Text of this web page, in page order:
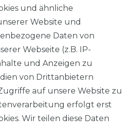
Service
und ähnliche
Website und
Daten von
Webseite (z.B. IP-
und Anzeigen zu
von Drittanbietern
auf unsere Website zu
erfolgt erst
Wir teilen diese Daten